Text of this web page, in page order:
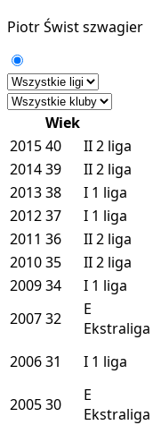
Piotr Świstszwagier
Wiek
201540 II2 liga
201439 II2 liga
201338 I 1 liga
201237 I 1 liga
2011 36 II2 liga
201035 II2 liga
200934 I 1 liga
200732
E
Ekstraliga
200631 I 1 liga
200530
E
Ekstraliga